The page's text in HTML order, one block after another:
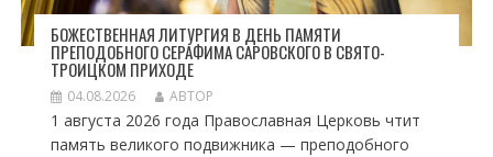
БОЖЕСТВЕННАЯ ЛИТУРГИЯ В ДЕНЬ ПАМЯТИ
ПРЕПОДОБНОГО СЕРАФИМА САРОВСКОГО В СВЯТО-
ТРОИЦКОМ ПРИХОДЕ
04.08.2026 АВТОР
1 августа 2026 года Православная Церковь чтит
память великого подвижника — преподобного